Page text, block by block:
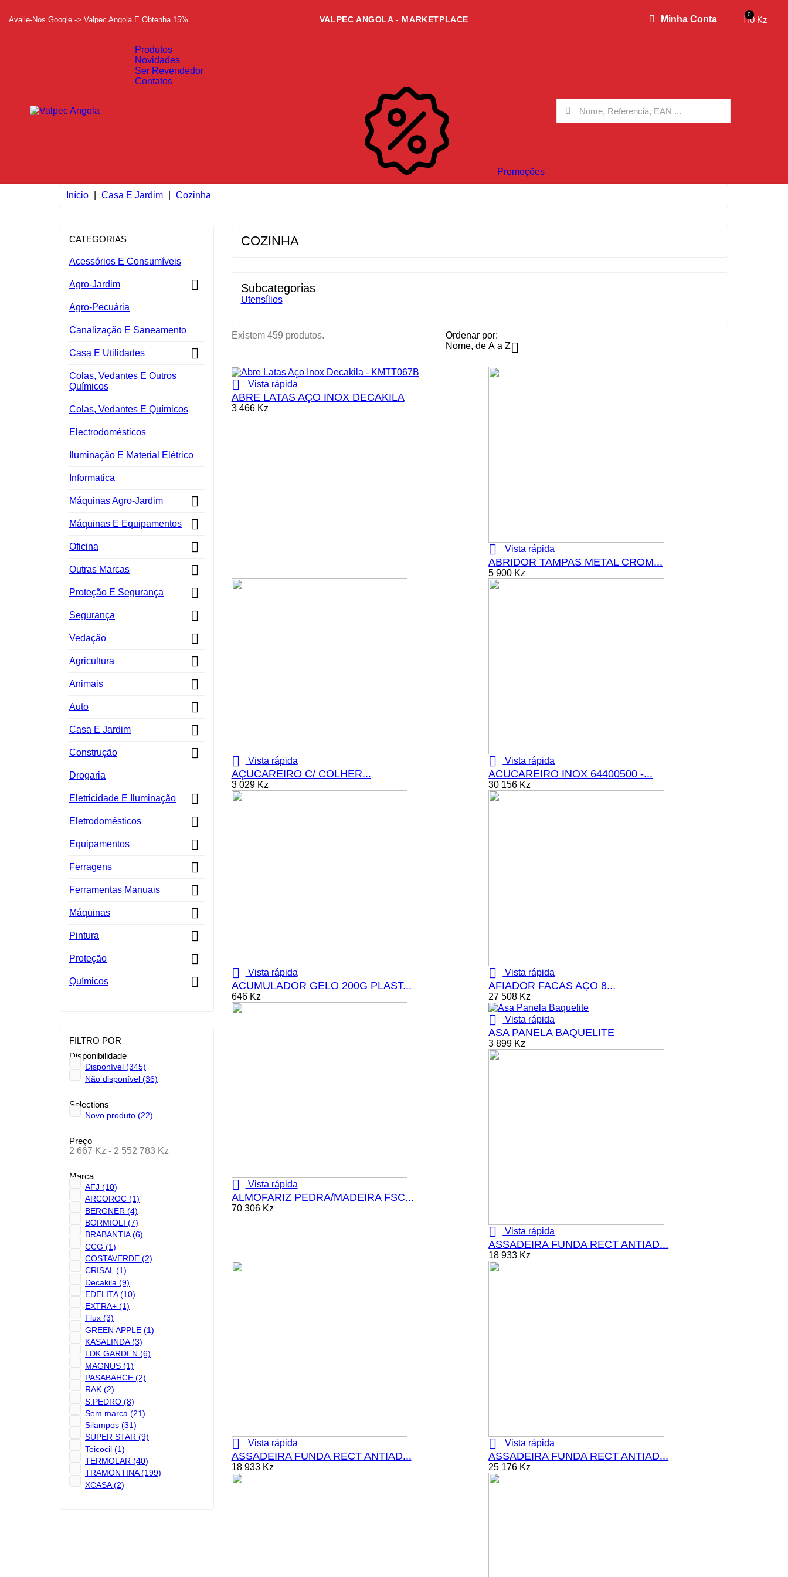
Avalie-Nos Google -> Valpec Angola E Obtenha 15% VALPEC ANGOLA - MARKETPLACE Minha Conta 0 Kz
Produtos
Novidades
Ser Revendedor
Contatos
Promoções
Início Casa E Jardim Cozinha
CATEGORIAS
Acessórios E Consumíveis
Agro-Jardim 
Agro-Pecuária
Canalização E Saneamento
Casa E Utilidades 
Colas, Vedantes E Outros
Químicos
Colas, Vedantes E Químicos
Electrodomésticos
Iluminação E Material Elétrico
Informatica
Máquinas Agro-Jardim 
Máquinas E Equipamentos 
Oficina 
Outras Marcas 
Proteção E Segurança 
Segurança 
Vedação 
Agricultura 
Animais 
Auto 
Casa E Jardim 
Construção 
Drogaria
Eletricidade E Iluminação 
Eletrodomésticos 
Equipamentos 
Ferragens 
Ferramentas Manuais 
Máquinas 
Pintura 
Proteção 
Químicos 
FILTRO POR
Disponibilidade
Disponível (345)
Não disponível (36)
Selections
Novo produto (22)
Preço
2 667 Kz - 2 552 783 Kz
Marca
AFJ (10)
ARCOROC (1)
BERGNER (4)
BORMIOLI (7)
BRABANTIA(6)
CCG (1)
COSTAVERDE (2)
CRISAL(1)
Decakila (9)
EDELITA(10)
EXTRA+ (1)
Flux (3)
GREEN APPLE (1)
KASALINDA(3)
LDK GARDEN (6)
MAGNUS (1)
PASABAHCE (2)
RAK (2)
S.PEDRO (8)
Sem marca (21)
Silampos (31)
SUPER STAR (9)
Teicocil (1)
TERMOLAR (40)
TRAMONTINA(199)
XCASA(2)
COZINHA
Subcategorias
Utensílios
Existem 459 produtos.
Ordenar por:
Nome, de A a Z
 Vista rápida
ABRE LATAS AÇO INOX DECAKILA
3 466 Kz
 Vista rápida
ABRIDOR TAMPAS METAL CROM...
5 900 Kz
 Vista rápida
AÇUCAREIRO C/ COLHER...
3 029 Kz
 Vista rápida
ACUCAREIRO INOX 64400500 -...
30 156 Kz
 Vista rápida
ACUMULADOR GELO 200G PLAST...
646 Kz
 Vista rápida
AFIADOR FACAS AÇO 8...
27 508 Kz
 Vista rápida
ALMOFARIZ PEDRA/MADEIRA FSC...
70 306 Kz
 Vista rápida
ASA PANELA BAQUELITE
3 899 Kz
 Vista rápida
ASSADEIRA FUNDA RECT ANTIAD...
18 933 Kz
 Vista rápida
ASSADEIRA FUNDA RECT ANTIAD...
18 933 Kz
 Vista rápida
ASSADEIRA FUNDA RECT ANTIAD...
25 176 Kz